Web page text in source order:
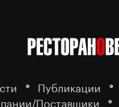
Публикации
Поставщики